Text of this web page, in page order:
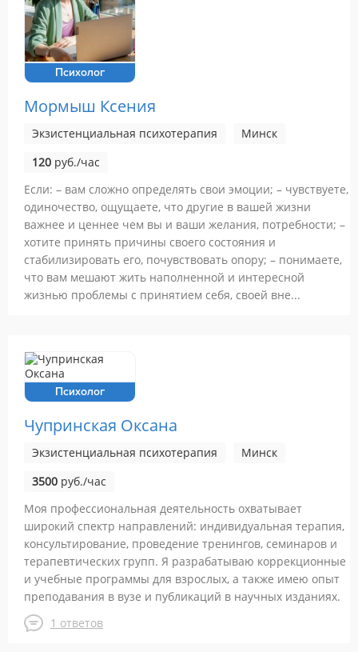
Психолог
Мормыш Ксения
Экзистенциальная психотерапия
Минск
120 руб./час
Если: – вам сложно определять свои эмоции; – чувствуете,
одиночество, ощущаете, что другие в вашей жизни
важнее и ценнее чем вы и ваши желания, потребности; –
хотите принять причины своего состояния и
стабилизировать его, почувствовать опору; – понимаете,
что вам мешают жить наполненной и интересной
жизнью проблемы с принятием себя, своей вне...
Психолог
Чупринская Оксана
Экзистенциальная психотерапия
Минск
3500 руб./час
Моя профессиональная деятельность охватывает
широкий спектр направлений: индивидуальная терапия,
консультирование, проведение тренингов, семинаров и
терапевтических групп. Я разрабатываю коррекционные
и учебные программы для взрослых, а также имею опыт
преподавания в вузе и публикаций в научных изданиях.
1 ответов